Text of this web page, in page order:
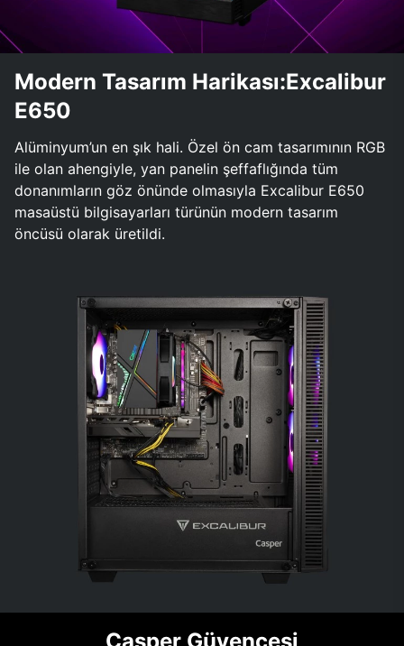
Modern Tasarım Harikası:Excalibur
E650
Alüminyum’un en şık hali. Özel ön cam tasarımının RGB
ile olan ahengiyle, yan panelin şeffaflığında tüm
donanımların göz önünde olmasıyla Excalibur E650
masaüstü bilgisayarları türünün modern tasarım
öncüsü olarak üretildi.